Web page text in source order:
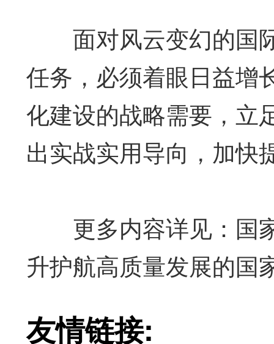
面对风云变幻的国
任务，必须着眼日益增
化建设的战略需要，立
出实战实用导向，加快
更多内容详见：国
升护航高质量发展的国
友情链接: